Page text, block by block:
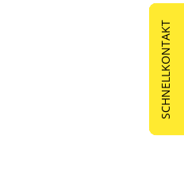
SCHNELLKONTAKT